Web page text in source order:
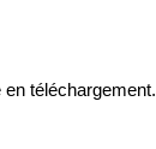
téléchargement.